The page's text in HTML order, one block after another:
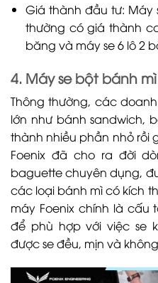
Giá thành đầu tư: Máy
thường có giá thành
băng và máy se 6 lô 2
4. Máy se bột bánh
Thông thường, các
lớn như bánh sandwich,
thành nhiều phần nhỏ rồi
Foenix đã cho ra đời
baguette chuyên dụng,
các loại bánh mì có kích
máy Foenix chính là cấu
để phù hợp với việc se
được se đều, mịn và